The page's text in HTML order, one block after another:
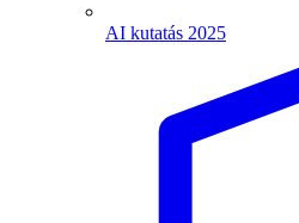
AI kutatás 2025